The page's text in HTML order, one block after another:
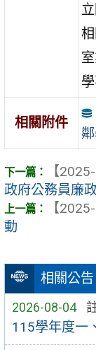
相關公告
2026-08-04
115學年度一
相關附件
【
政府公務員廉
【
動